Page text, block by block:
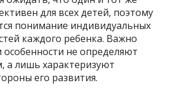
для всех детей, поэтому
понимание индивидуальных
каждого ребенка. Важно
не определяют
а лишь характеризуют
его развития.